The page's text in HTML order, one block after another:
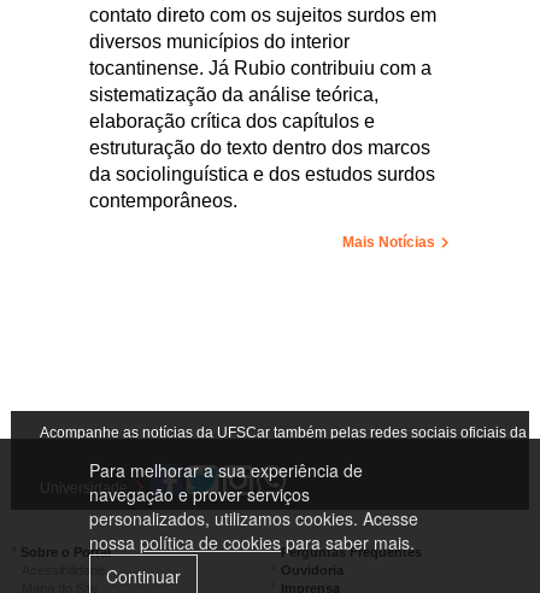
Para melhorar a sua experiência de
navegação e prover serviços
personalizados, utilizamos cookies. Acesse
nossa política de cookiespara saber mais.
Continuar
contato direto com os sujeitos surdos em
diversos municípios do interior
tocantinense. Já Rubio contribuiu com a
sistematização da análise teórica,
elaboração crítica dos capítulos e
estruturação do texto dentro dos marcos
da sociolinguística e dos estudos surdos
contemporâneos.
Mais Notícias
Acompanhe as notícias da UFSCar também pelas redes sociais oficiais da
Universidade
Sobre o Portal
Perguntas Frequentes
Ouvidoria
Imprensa